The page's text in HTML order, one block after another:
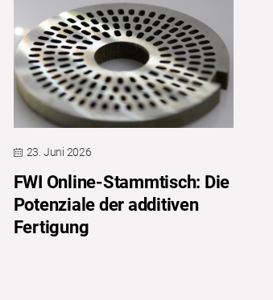
23. Juni 2026
FWI Online-Stammtisch: Die
Potenziale der additiven
Fertigung